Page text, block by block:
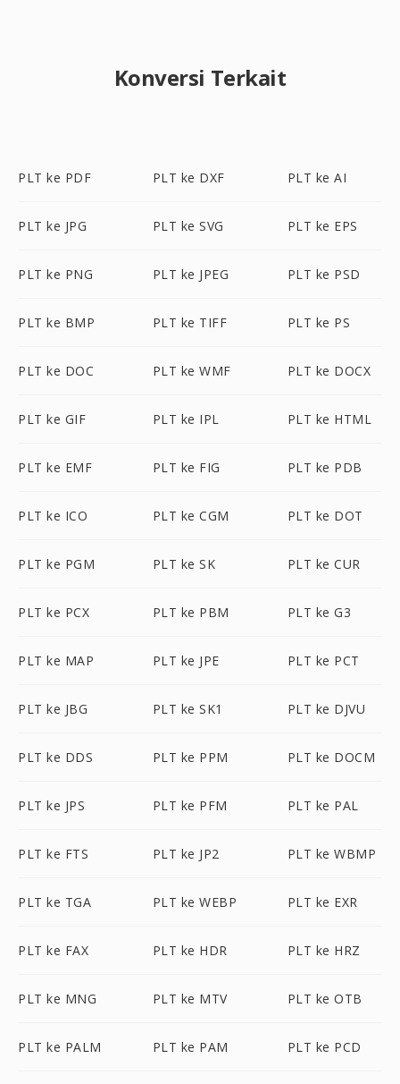
Konversi Terkait
PLT ke PDF PLT ke DXF PLT ke AI
PLT ke JPG PLT ke SVG PLT ke EPS
PLT ke PNG PLT ke JPEG PLT ke PSD
PLT ke BMP PLT ke TIFF PLT ke PS
PLT ke DOC PLT ke WMF PLT ke DOCX
PLT ke GIF PLT ke IPL PLT ke HTML
PLT ke EMF PLT ke FIG PLT ke PDB
PLT ke ICO PLT ke CGM PLT ke DOT
PLT ke PGM PLT ke SK PLT ke CUR
PLT ke PCX PLT ke PBM PLT ke G3
PLT ke MAP PLT ke JPE PLT ke PCT
PLT ke JBG PLT ke SK1 PLT ke DJVU
PLT ke DDS PLT ke PPM PLT ke DOCM
PLT ke JPS PLT ke PFM PLT ke PAL
PLT ke FTS PLT ke JP2 PLT ke WBMP
PLT ke TGA PLT ke WEBP PLT ke EXR
PLT ke FAX PLT ke HDR PLT ke HRZ
PLT ke MNG PLT ke MTV PLT ke OTB
PLT ke PALM PLT ke PAM PLT ke PCD